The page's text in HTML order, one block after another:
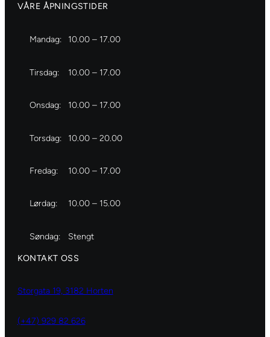
VÅRE ÅPNINGSTIDER
Mandag: 10.00 – 17.00
Tirsdag: 10.00 – 17.00
Onsdag: 10.00 – 17.00
Torsdag: 10.00 – 20.00
Fredag: 10.00 – 17.00
Lørdag: 10.00 – 15.00
Søndag: Stengt
KONTAKT OSS
Storgata 19, 3182 Horten
(+47) 929 82 626